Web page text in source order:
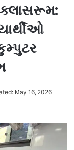
ક્લાસરૂમ:
May 16, 2026